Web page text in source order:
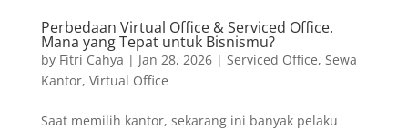
Perbedaan Virtual Office & Serviced Office.
Mana yang Tepat untuk Bisnismu?
by Fitri Cahya | Jan 28, 2026| Serviced Office, Sewa
Kantor, Virtual Office
Saat memilih kantor, sekarang ini banyak pelaku